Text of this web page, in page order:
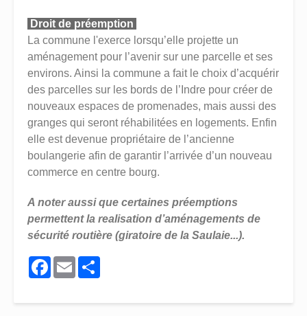
Droit de préemption
La commune l'exerce lorsqu’elle projette un
aménagement pour l’avenir sur une parcelle et ses
environs. Ainsi la commune a fait le choix d’acquérir
des parcelles sur les bords de l’Indre pour créer de
nouveaux espaces de promenades, mais aussi des
granges qui seront réhabilitées en logements. Enfin
elle est devenue propriétaire de l’ancienne
boulangerie afin de garantir l’arrivée d’un nouveau
commerce en centre bourg.
A noter aussi que certaines préemptions
permettent la realisation d’aménagements de
sécurité routière (giratoire de la Saulaie...).
Facebook
Email